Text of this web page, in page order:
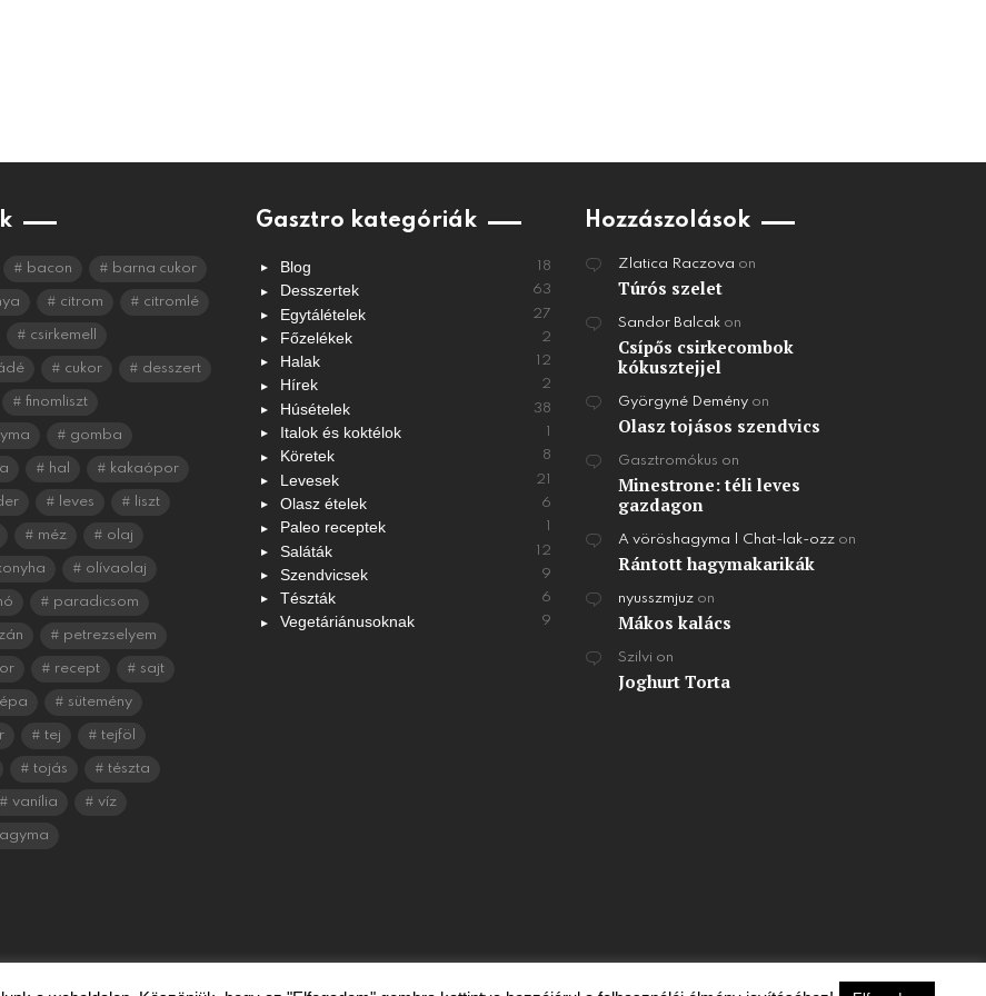
bacon barna cukor
citrom citromlé
csirkemell
cukor desszert
finomliszt
gomba
hal kakaópor
leves liszt
méz olaj
olívaolaj
paradicsom
petrezselyem
recept sajt
sütemény
tej tejföl
tojás tészta
vanília víz
Gasztro kategóriák
Blog 18
Desszertek 63
Egytálételek 27
Főzelékek 2
Halak 12
Hírek 2
Húsételek 38
Italok és koktélok
Köretek 8
Levesek 21
Olasz ételek 6
Paleo receptek
Saláták 12
Szendvicsek 9
Tészták 6
Vegetáriánusoknak 9
Hozzászolások
Zlatica Raczova on
Túrós szelet
Sandor Balcakon
Csípős csirkecombok
kókusztejjel
Györgyné Deményon
Olasz tojásos szendvics
Gasztromókus on
Minestrone: téli leves
gazdagon
A vöröshagyma | Chat-lak-ozzon
Rántott hagymakarikák
nyusszmjuzon
Mákos kalács
Szilvi on
Joghurt Torta